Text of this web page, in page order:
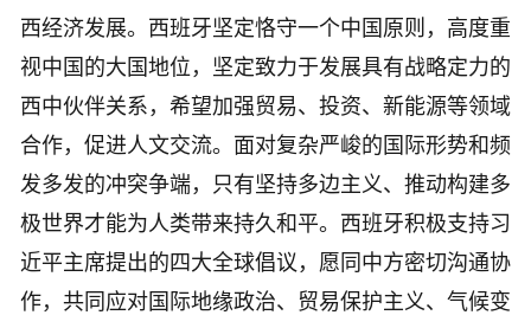
西经济发展。西班牙坚定恪守一个中国原则，高度重
视中国的大国地位，坚定致力于发展具有战略定力的
西中伙伴关系，希望加强贸易、投资、新能源等领域
合作，促进人文交流。面对复杂严峻的国际形势和频
发多发的冲突争端，只有坚持多边主义、推动构建多
极世界才能为人类带来持久和平。西班牙积极支持习
近平主席提出的四大全球倡议，愿同中方密切沟通协
作，共同应对国际地缘政治、贸易保护主义、气候变